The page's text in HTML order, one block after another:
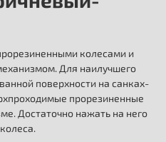
колесами и
Для наилучшего
поверхности на санках-
прорезиненные
Достаточно нажать на него